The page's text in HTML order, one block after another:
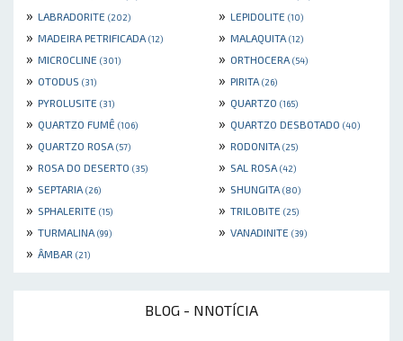
» LABRADORITE (202) » LEPIDOLITE (10)
» MADEIRA PETRIFICADA (12) » MALAQUITA (12)
» MICROCLINE (301) » ORTHOCERA (54)
» OTODUS (31) » PIRITA (26)
» PYROLUSITE (31) » QUARTZO (165)
» QUARTZO FUMÊ (106) » QUARTZO DESBOTADO (40)
» QUARTZO ROSA (57) » RODONITA (25)
» ROSA DO DESERTO (35) » SAL ROSA (42)
» SEPTARIA (26) » SHUNGITA (80)
» SPHALERITE (15) » TRILOBITE (25)
» TURMALINA (99) » VANADINITE (39)
» ÂMBAR (21)
BLOG - NNOTÍCIA